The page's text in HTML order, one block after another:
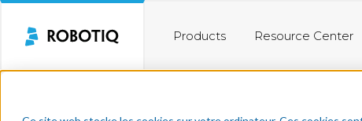
Products Resource Center